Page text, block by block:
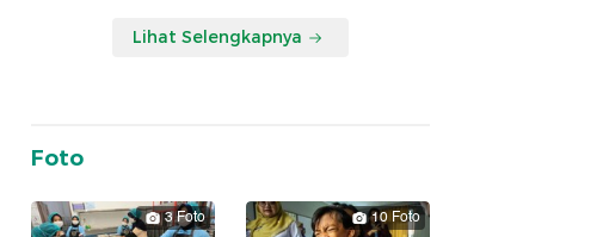
Lihat Selengkapnya
Foto
3 Foto 10 Foto